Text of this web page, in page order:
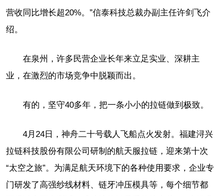
营收同比增长超20%。”信泰科技总裁办副主任许剑飞介
绍。
在泉州，许多民营企业长年来立足实业、深耕主
业，在激烈的市场竞争中脱颖而出。
有的，坚守40多年，把一条小小的拉链做到极致。
4月24日，神舟二十号载人飞船点火发射。福建浔兴
拉链科技股份有限公司研制的航天服拉链，迎来第十次
“太空之旅”。为满足航天环境下的各种使用要求，企业专
门研发了高强纱线材料、链牙冲压模具等，每个细节都